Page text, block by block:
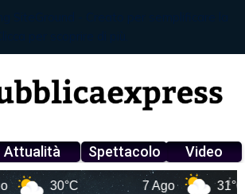
Attualità Spettacolo Video
30°C 7 Ago 31°C